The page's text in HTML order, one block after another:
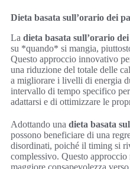
Dieta basata sull’orario dei
La dieta basata sull’orario
su *quando* si mangia,
Questo approccio innovativo
una riduzione del totale delle
a migliorare i livelli di energia
intervallo di tempo specifico
adattarsi e di ottimizzare le
Adottando una dieta basata
possono beneficiare di una
disordinati, poiché il timing si
complessivo. Questo
maggiore consapevolezza